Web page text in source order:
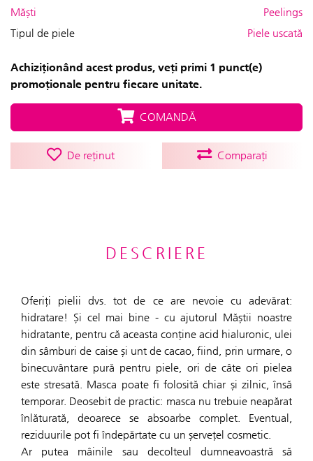
Măști
Peelings
Tipul de piele
Piele uscată
Achiziționând acest produs, veți primi 1 punct(e)
promoționale pentru fiecare unitate.
COMANDĂ
De reținut Comparați
DESCRIERE
Oferiți pielii dvs. tot de ce are nevoie cu adevărat:
hidratare! Și cel mai bine - cu ajutorul Măștii noastre
hidratante, pentru că aceasta conține acid hialuronic, ulei
din sâmburi de caise și unt de cacao, fiind, prin urmare, o
binecuvântare pură pentru piele, ori de câte ori pielea
este stresată. Masca poate fi folosită chiar și zilnic, însă
temporar. Deosebit de practic: masca nu trebuie neapărat
înlăturată, deoarece se absoarbe complet. Eventual,
reziduurile pot fi îndepărtate cu un șervețel cosmetic.
Ar putea mâinile sau decolteul dumneavoastră să